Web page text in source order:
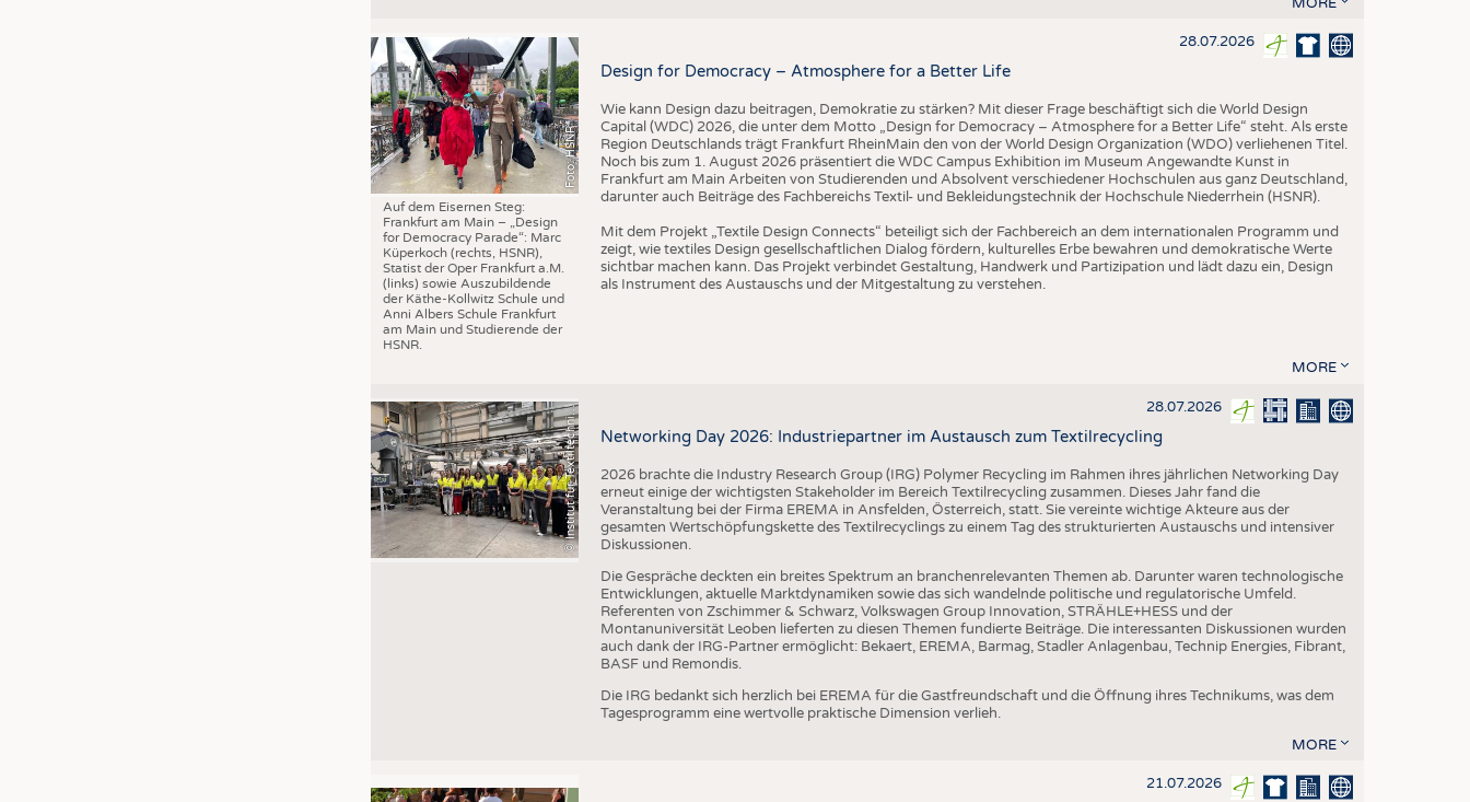
STELLENMARKT
KRÜGER PERSONAL HEADHUNTING
PRAKTIKA & AUSBILDUNGEN
AUSSCHREIBUNGEN
DTV AUSSCHREIBUNGSDIENST
DAUNENCHECK
ADRESSEN & LINKS
PUBLIKATIONEN
TERMINE
BRANCHENTERMINE
Foto: HSNR
Auf dem Eisernen Steg:
Frankfurt am Main – „Design
for Democracy Parade“: Marc
Küperkoch (rechts, HSNR),
Statist der Oper Frankfurt a.M.
(links) sowie Auszubildende
der Käthe-Kollwitz Schule und
Anni Albers Schule Frankfurt
am Main und Studierende der
HSNR.
28.07.2026
Design for Democracy – Atmosphere for a Better Life
Wie kann Design dazu beitragen, Demokratie zu stärken? Mit dieser Frage beschäftigt sich die World Design
Capital (WDC) 2026, die unter dem Motto „Design for Democracy – Atmosphere for a Better Life“ steht. Als erste
Region Deutschlands trägt Frankfurt RheinMain den von der World Design Organization (WDO) verliehenen Titel.
Noch bis zum 1. August 2026 präsentiert die WDC Campus Exhibition im Museum Angewandte Kunst in
Frankfurt am Main Arbeiten von Studierenden und Absolvent verschiedener Hochschulen aus ganz Deutschland,
darunter auch Beiträge des Fachbereichs Textil- und Bekleidungstechnik der Hochschule Niederrhein (HSNR).
Mit dem Projekt „Textile Design Connects“ beteiligt sich der Fachbereich an dem internationalen Programm und
zeigt, wie textiles Design gesellschaftlichen Dialog fördern, kulturelles Erbe bewahren und demokratische Werte
sichtbar machen kann. Das Projekt verbindet Gestaltung, Handwerk und Partizipation und lädt dazu ein, Design
als Instrument des Austauschs und der Mitgestaltung zu verstehen.
MORE
©
I
n
s
t
i
t
u
t
f
ü
r
T
e
x
t
i
l
t
e
c
h
n
i
k
(
I
T
A
)
d
e
r
R
W
T
H
A
a
c
h
e
n
U
n
i
v
e
r
s
i
t
y 28.07.2026
Networking Day 2026: Industriepartner im Austausch zum Textilrecycling
2026 brachte die Industry Research Group (IRG) Polymer Recycling im Rahmen ihres jährlichen Networking Day
erneut einige der wichtigsten Stakeholder im Bereich Textilrecycling zusammen. Dieses Jahr fand die
Veranstaltung bei der Firma EREMA in Ansfelden, Österreich, statt. Sie vereinte wichtige Akteure aus der
gesamten Wertschöpfungskette des Textilrecyclings zu einem Tag des strukturierten Austauschs und intensiver
Diskussionen.
Die Gespräche deckten ein breites Spektrum an branchenrelevanten Themen ab. Darunter waren technologische
Entwicklungen, aktuelle Marktdynamiken sowie das sich wandelnde politische und regulatorische Umfeld.
Referenten von Zschimmer & Schwarz, Volkswagen Group Innovation, STRÄHLE+HESS und der
Montanuniversität Leoben lieferten zu diesen Themen fundierte Beiträge. Die interessanten Diskussionen wurden
auch dank der IRG-Partner ermöglicht: Bekaert, EREMA, Barmag, Stadler Anlagenbau, Technip Energies, Fibrant,
BASF und Remondis.
Die IRG bedankt sich herzlich bei EREMA für die Gastfreundschaft und die Öffnung ihres Technikums, was dem
Tagesprogramm eine wertvolle praktische Dimension verlieh.
MORE
21.07.2026